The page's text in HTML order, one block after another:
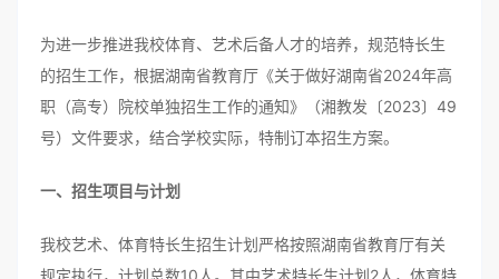
为进一步推进我校体育、艺术后备人才的培养，规范特长生
的招生工作，根据湖南省教育厅《关于做好湖南省2024年高
职（高专）院校单独招生工作的通知》（湘教发〔2023〕49
号）文件要求，结合学校实际，特制订本招生方案。
一、招生项目与计划
我校艺术、体育特长生招生计划严格按照湖南省教育厅有关
规定执行，计划总数10人。其中艺术特长生计划2人，体育特